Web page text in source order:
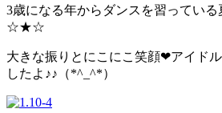
3歳になる年からダンスを習ってい
☆★☆
大きな振りとにこにこ笑顔❤アイド
したよ♪♪（*^_^*）